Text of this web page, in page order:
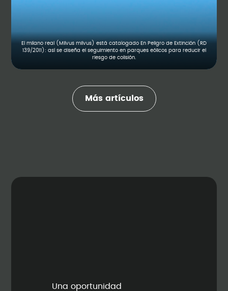
El milano real (Milvus milvus) está catalogado En Peligro de Extinción (RD
139/2011): así se diseña el seguimiento en parques eólicos para reducir el
riesgo de colisión.
Más artículos
Una oportunidad